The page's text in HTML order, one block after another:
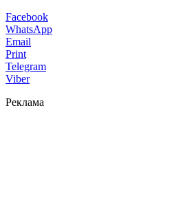
Facebook
WhatsApp
Email
Print
Telegram
Viber
Реклама